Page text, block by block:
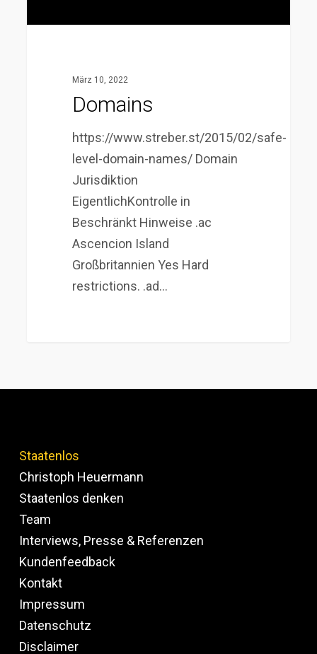
März 10, 2022
Domains
https://www.streber.st/2015/02/safe-
level-domain-names/ Domain
Jurisdiktion
EigentlichKontrolle in
Beschränkt Hinweise .ac
Ascencion Island
Großbritannien Yes Hard
restrictions. .ad…
Staatenlos
Christoph Heuermann
Staatenlos denken
Team
Interviews, Presse & Referenzen
Kundenfeedback
Kontakt
Impressum
Datenschutz
Disclaimer